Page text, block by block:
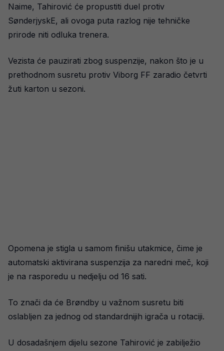
Naime, Tahirović će propustiti duel protiv
SønderjyskE, ali ovoga puta razlog nije tehničke
prirode niti odluka trenera.
Vezista će pauzirati zbog suspenzije, nakon što je u
prethodnom susretu protiv Viborg FF zaradio četvrti
žuti karton u sezoni.
Opomena je stigla u samom finišu utakmice, čime je
automatski aktivirana suspenzija za naredni meč, koji
je na rasporedu u nedjelju od 16 sati.
To znači da će Brøndby u važnom susretu biti
oslabljen za jednog od standardnijih igrača u rotaciji.
U dosadašnjem dijelu sezone Tahirović je zabilježio